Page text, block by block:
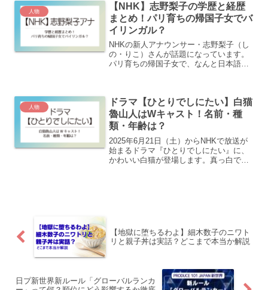
可愛い竹千代様ですね。演...
人物
【NHK】志野梨子の学歴と経歴
まとめ！パリ育ちの帰国子女でバ
イリンガル？
NHKの新人アナウンサー・志野梨子（し
の・りこ）さんが話題になっています。
パリ育ちの帰国子女で、なんと日本語と
彼女の学歴や経歴、...
人物
ドラマ【ひとりでしにたい】白猫
魯山人はWキャスト！名前・種
類・年齢は？
2025年6月21日（土）からNHKで放送が
始まるドラマ『ひとりでしにたい』に、
かわいい白猫が登場します。真っ白で可
【地獄に堕ちるわよ】細木数子のニワト
リと親子丼は実話？どこまで本当か解説
日プ新世界新ルール「グローバルランカ